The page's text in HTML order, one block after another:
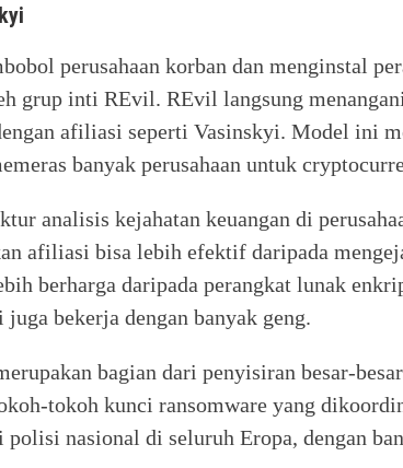
perusahaan korban dan menginstal
grup inti REvil. REvil langsung
afiliasi seperti Vasinskyi. Model ini
banyak perusahaan untuk
analisis kejahatan keuangan di
afiliasi bisa lebih efektif daripada
berharga daripada perangkat lunak
bekerja dengan banyak geng.
bagian dari penyisiran besar-
tokoh kunci ransomware yang
nasional di seluruh Eropa, dengan